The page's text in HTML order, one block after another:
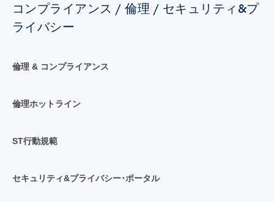
コンプライアンス / 倫理 / セキュリティ&プ
ライバシー
倫理 & コンプライアンス
倫理ホットライン
ST行動規範
セキュリティ&プライバシー･ポータル